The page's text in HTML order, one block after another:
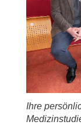
Ihre